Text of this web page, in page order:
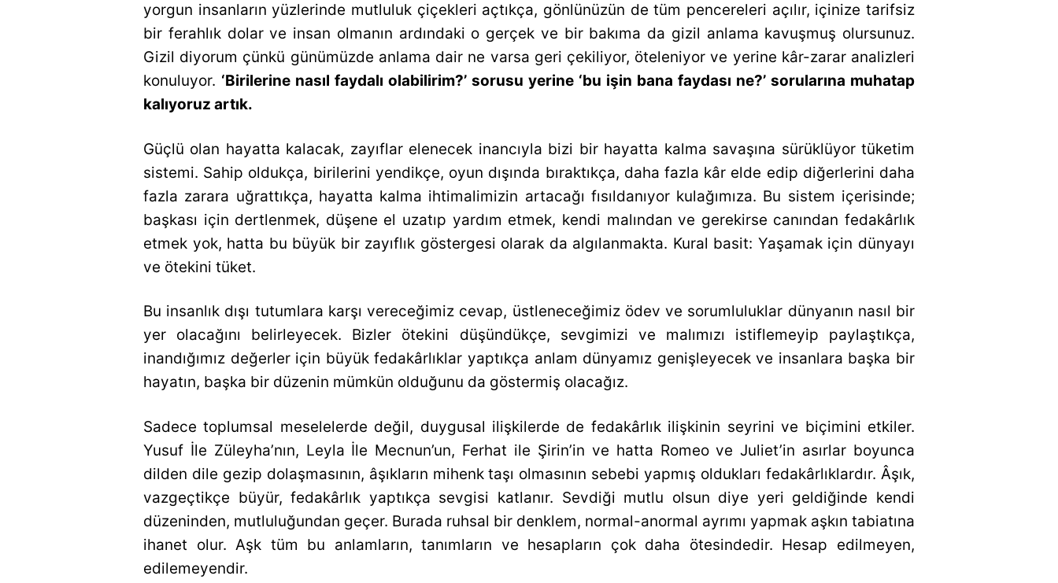
yorgun insanların yüzlerinde mutluluk çiçekleri açtıkça, gönlünüzün de tüm pencereleri açılır, içinize tarifsiz
bir ferahlık dolar ve insan olmanın ardındaki o gerçek ve bir bakıma da gizil anlama kavuşmuş olursunuz.
Gizil diyorum çünkü günümüzde anlama dair ne varsa geri çekiliyor, öteleniyor ve yerine kâr-zarar analizleri
konuluyor. ‘Birilerine nasıl faydalı olabilirim?’ sorusu yerine ‘bu işin bana faydası ne?’ sorularına muhatap
kalıyoruz artık.
Güçlü olan hayatta kalacak, zayıflar elenecek inancıyla bizi bir hayatta kalma savaşına sürüklüyor tüketim
sistemi. Sahip oldukça, birilerini yendikçe, oyun dışında bıraktıkça, daha fazla kâr elde edip diğerlerini daha
fazla zarara uğrattıkça, hayatta kalma ihtimalimizin artacağı fısıldanıyor kulağımıza. Bu sistem içerisinde;
başkası için dertlenmek, düşene el uzatıp yardım etmek, kendi malından ve gerekirse canından fedakârlık
etmek yok, hatta bu büyük bir zayıflık göstergesi olarak da algılanmakta. Kural basit: Yaşamak için dünyayı
ve ötekini tüket.
Bu insanlık dışı tutumlara karşı vereceğimiz cevap, üstleneceğimiz ödev ve sorumluluklar dünyanın nasıl bir
yer olacağını belirleyecek. Bizler ötekini düşündükçe, sevgimizi ve malımızı istiflemeyip paylaştıkça,
inandığımız değerler için büyük fedakârlıklar yaptıkça anlam dünyamız genişleyecek ve insanlara başka bir
hayatın, başka bir düzenin mümkün olduğunu da göstermiş olacağız.
Sadece toplumsal meselelerde değil, duygusal ilişkilerde de fedakârlık ilişkinin seyrini ve biçimini etkiler.
Yusuf İle Züleyha’nın, Leyla İle Mecnun’un, Ferhat ile Şirin’in ve hatta Romeo ve Juliet’in asırlar boyunca
dilden dile gezip dolaşmasının, âşıkların mihenk taşı olmasının sebebi yapmış oldukları fedakârlıklardır. Âşık,
vazgeçtikçe büyür, fedakârlık yaptıkça sevgisi katlanır. Sevdiği mutlu olsun diye yeri geldiğinde kendi
düzeninden, mutluluğundan geçer. Burada ruhsal bir denklem, normal-anormal ayrımı yapmak aşkın tabiatına
ihanet olur. Aşk tüm bu anlamların, tanımların ve hesapların çok daha ötesindedir. Hesap edilmeyen,
edilemeyendir.